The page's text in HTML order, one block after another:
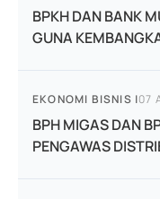
BPKH DAN BANK
GUNA
EKONOMI BISNIS |07
BPH MIGAS DAN
PENGAWAS